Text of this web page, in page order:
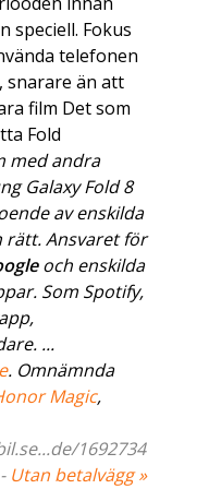
speciell. Fokus
telefonen
snarare än att
film Det som
Fold
med andra
Galaxy Fold 8
av enskilda
rätt. Ansvaret för
och enskilda
Som Spotify,
...
. Omnämnda
Magic,
1692734
Utan betalvägg »